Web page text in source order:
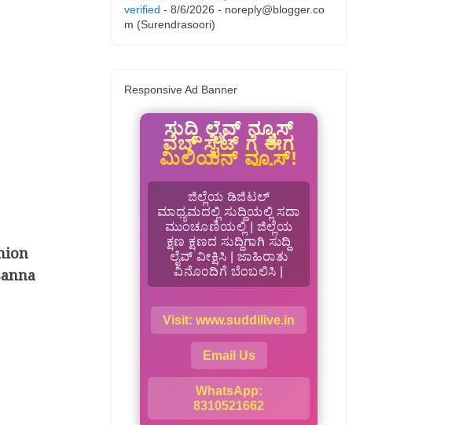
verified - 8/6/2026 - noreply@blogger.co
m (Surendrasoori)
Responsive Ad Banner
ಸುದ್ದಿ ಲೈವ್ ನ್ಯೂಸ್
ವೆಬ್ ಸೈಟ್ ಗೆ ಈಗ
ಮಿಲಿಯನ್ ವ್ಯೂಸ್!
ಜಿಲ್ಲೆಯ ಡಿಜಿಟಲ್
ಮಾಧ್ಯಮದಲ್ಲಿ ಸುದ್ದಿಯಲ್ಲಿ ಸದಾ
ಮುಂಚೂಣಿಯಲ್ಲಿ | ಜಿಲ್ಲೆಯ
ಕ್ಷಣ ಕ್ಷಣದ ಸುದ್ದಿಗಾಗಿ ಸುದ್ದಿ
ಲೈವ್ ವೀಕ್ಷಿಸಿ | ಜಾಹಿರಾತು
ವಿನೊಂದಿಗೆ ಬೆಂಬಲಿಸಿ |
Visit: www.suddilive.in
Email Us
WhatsApp:
8310521662